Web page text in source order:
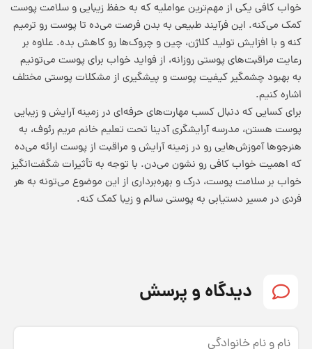
خواب کافی یکی از مهم‌ترین عواملیه که به حفظ زیبایی و سلامت پوست
کمک می‌کنه. این فرآیند طبیعی به بدن فرصت می‌ده تا پوست رو ترمیم
کنه و با افزایش تولید کلاژن، چین و چروک‌ها رو کاهش بده. علاوه بر
رعایت مراقبت‌های پوستی روزانه، ازفواید خواب برای پوست می‌تونیم
به بهبود چشمگیر کیفیت پوست و پیشگیری از مشکلات پوستی مختلف
اشاره کنیم.
برای کسایی که دنبال کسب مهارت‌های حرفه‌ای در زمینه آرایش و زیبایی
پوست هستن، مدرسه آرایشگری آدینا تحت تعلیم خانم مریم رئوف، به
هنرجوها آموزش‌هایی رو در زمینه آرایش و مراقبت از پوست ارائه می‌ده
که اهمیت خواب کافی رو نشون می‌دن. با توجه به تأثیرات شگفت‌انگیز
خواب بر سلامت پوست، درک و بهره‌برداری از این موضوع می‌تونه به هر
فردی در مسیر دستیابی به پوستی سالم و زیبا کمک کنه.
دیدگاه و پرسش